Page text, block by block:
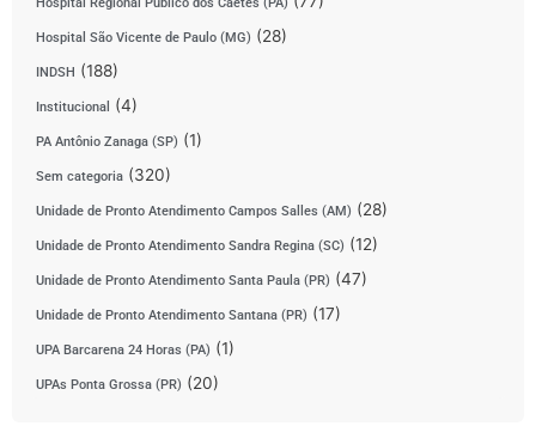
Hospital Regional Público dos Caetés (PA)
Hospital São Vicente de Paulo (MG) (28)
INDSH (188)
Institucional (4)
PA Antônio Zanaga (SP) (1)
Sem categoria (320)
Unidade de Pronto Atendimento Campos Salles (AM) (28)
Unidade de Pronto Atendimento Sandra Regina (SC) (12)
Unidade de Pronto Atendimento Santa Paula (PR) (47)
Unidade de Pronto Atendimento Santana (PR) (17)
UPA Barcarena 24 Horas (PA) (1)
UPAs Ponta Grossa (PR) (20)